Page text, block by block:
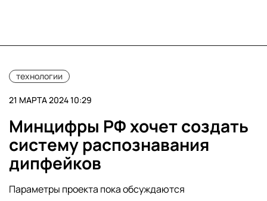
технологии
21 МАРТА 2024 10:29
Минцифры РФ хочет создать
систему распознавания
дипфейков
Параметры проекта пока обсуждаются